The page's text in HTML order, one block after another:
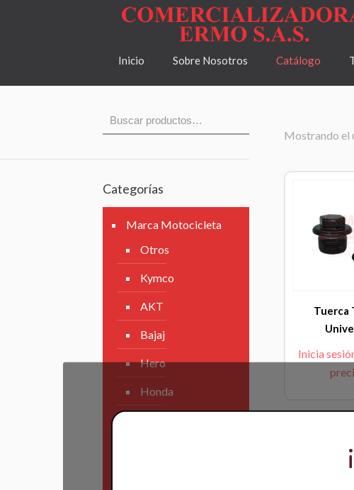
Inicio Sobre Nosotros Catálogo
Mostrando el
Tuerca
Inicia
Categorías
Marca Motocicleta
Otros
Kymco
AKT
Bajaj
Hero
Honda